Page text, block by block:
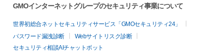
GMOインターネットグループのセキュリティ事業について
世界初総合ネットセキュリティサービス「GMOセキュリティ24」
パスワード漏洩診断
Webサイトリスク診断
セキュリティ相談AIチャットボット